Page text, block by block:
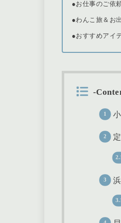
●お仕事のご依
●わんこ旅＆お
●おすすめアイ
-